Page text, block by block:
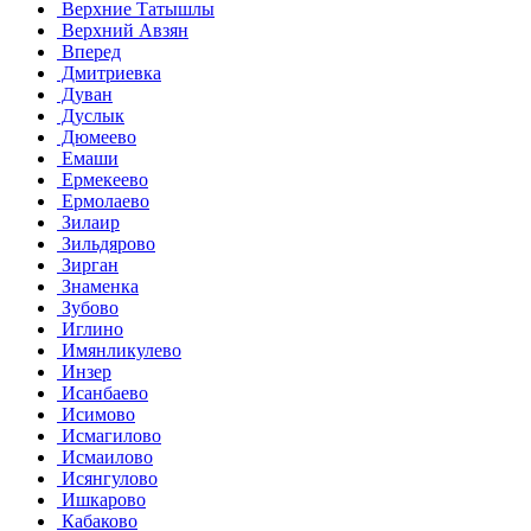
Верхние Татышлы
Верхний Авзян
Вперед
Дмитриевка
Дуван
Дуслык
Дюмеево
Емаши
Ермекеево
Ермолаево
Зилаир
Зильдярово
Зирган
Знаменка
Зубово
Иглино
Имянликулево
Инзер
Исанбаево
Исимово
Исмагилово
Исмаилово
Исянгулово
Ишкарово
Кабаково